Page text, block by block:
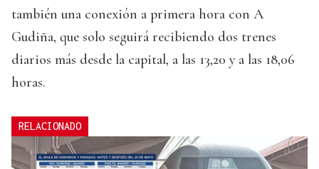
también una conexión a primera hora con A
Gudiña, que solo seguirá recibiendo dos trenes
diarios más desde la capital, a las 13,20 y a las 18,06
horas.
RELACIONADO